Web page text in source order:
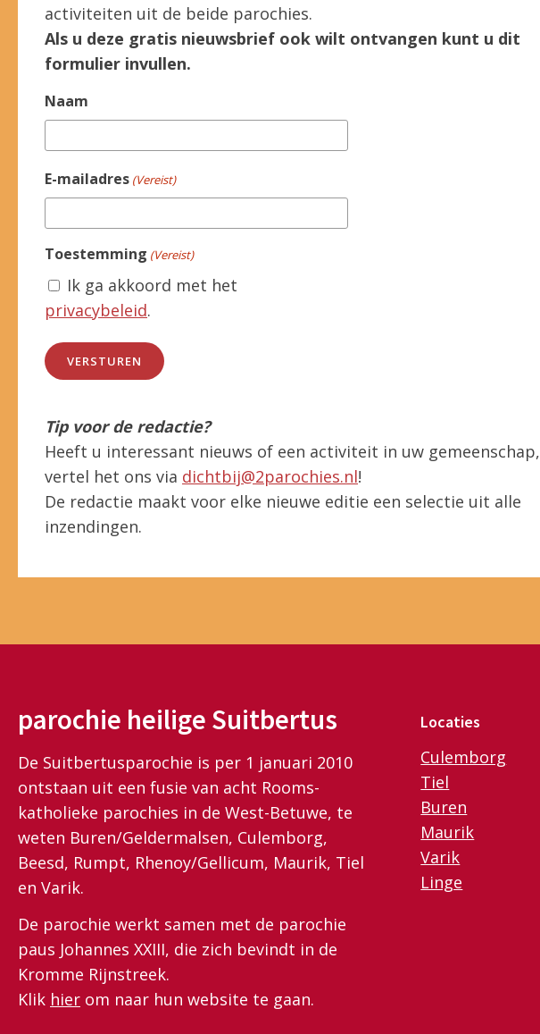
activiteiten uit de beide parochies.
Als u deze gratis nieuwsbrief ook wilt ontvangen kunt u dit
formulier invullen.
Naam
E-mailadres (Vereist)
Toestemming (Vereist)
Ik ga akkoord met het
privacybeleid.
Tip voor de redactie?
Heeft u interessant nieuws of een activiteit in uw gemeenschap,
vertel het ons via dichtbij@2parochies.nl!
De redactie maakt voor elke nieuwe editie een selectie uit alle
inzendingen.
parochie heilige Suitbertus
De Suitbertusparochie is per 1 januari 2010
ontstaan uit een fusie van acht Rooms-
katholieke parochies in de West-Betuwe, te
weten Buren/Geldermalsen, Culemborg,
Beesd, Rumpt, Rhenoy/Gellicum, Maurik, Tiel
en Varik.
De parochie werkt samen met de parochie
paus Johannes XXIII, die zich bevindt in de
Kromme Rijnstreek.
Klik hier om naar hun website te gaan.
Locaties
Culemborg
Tiel
Buren
Maurik
Varik
Linge